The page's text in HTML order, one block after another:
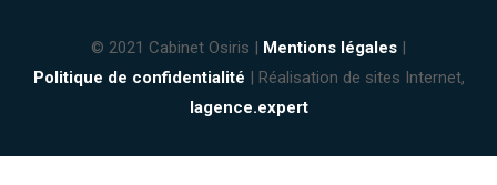
© 2021 Cabinet Osiris | Mentions légales |
Politique de confidentialité | Réalisation de sites Internet,
lagence.expert